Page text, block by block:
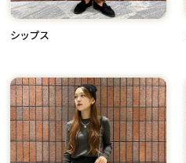
シップス